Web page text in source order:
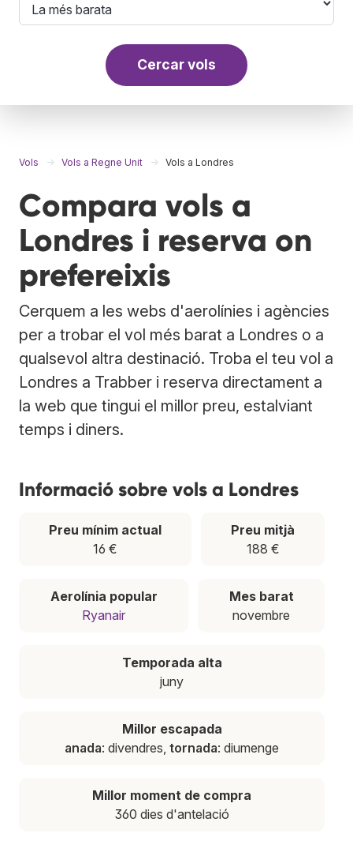
Cercar vols
Vols Vols a Regne Unit Vols a Londres
Compara vols a
Londres i reserva on
prefereixis
Cerquem a les webs d'aerolínies i agències
per a trobar el vol més barat a Londres o a
qualsevol altra destinació. Troba el teu vol a
Londres a Trabber i reserva directament a
la web que tingui el millor preu, estalviant
temps i diners.
Informació sobre vols a Londres
Preu mínim actual
16 €
Preu mitjà
188 €
Aerolínia popular
Ryanair
Mes barat
novembre
Temporada alta
juny
Millor escapada
anada: divendres, tornada: diumenge
Millor moment de compra
360 dies d'antelació